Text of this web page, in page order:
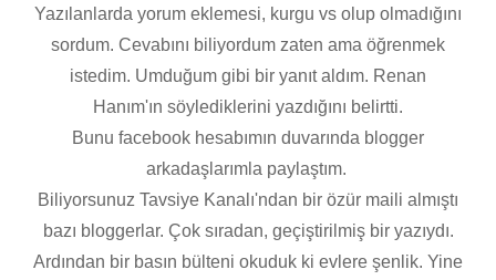
Yazılanlarda yorum eklemesi, kurgu vs olup olmadığını
sordum. Cevabını biliyordum zaten ama öğrenmek
istedim. Umduğum gibi bir yanıt aldım. Renan
Hanım'ın söylediklerini yazdığını belirtti.
Bunu facebook hesabımın duvarında blogger
arkadaşlarımla paylaştım.
Biliyorsunuz Tavsiye Kanalı'ndan bir özür maili almıştı
bazı bloggerlar. Çok sıradan, geçiştirilmiş bir yazıydı.
Ardından bir basın bülteni okuduk ki evlere şenlik. Yine